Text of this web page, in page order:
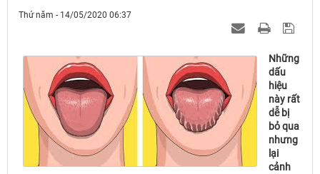
Thứ năm - 14/05/2020 06:37
Những
dấu
hiệu
này rất
dễ bị
bỏ qua
nhưng
lại
cảnh